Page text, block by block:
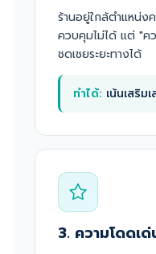
ร้านอยู่ใกล้ตำแหน่ง
ควบคุมไม่ได้ แต่ "ค
ชดเชยระยะทางได้
ทำได้: เน้นเสริม
3. ความโดดเ